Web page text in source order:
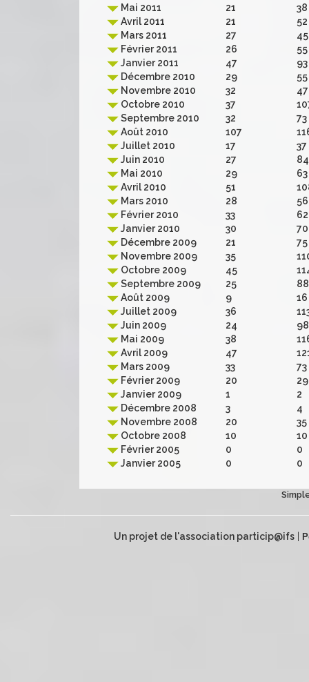
Mai 2011
21
38
Avril 2011
21
52
Mars 2011
27
45
Février 2011
26
55
Janvier 2011
47
93
Décembre 2010
29
55
Novembre 2010
32
47
Octobre 2010
37
Septembre 2010
32
73
Août 2010
107
Juillet 2010
17
37
Juin 2010
27
84
Mai 2010
29
63
Avril 2010
51
Mars 2010
28
56
Février 2010
33
62
Janvier 2010
30
70
Décembre 2009
21
75
Novembre 2009
35
Octobre 2009
45
Septembre 2009
25
88
Août 2009
9
16
Juillet 2009
36
Juin 2009
24
98
Mai 2009
38
Avril 2009
47
Mars 2009
33
73
Février 2009
20
29
Janvier 2009
1
2
Décembre 2008
3
4
Novembre 2008
20
35
Octobre 2008
10
10
Février 2005
0
0
Janvier 2005
0 0
Un projet de l'association particip@ifs